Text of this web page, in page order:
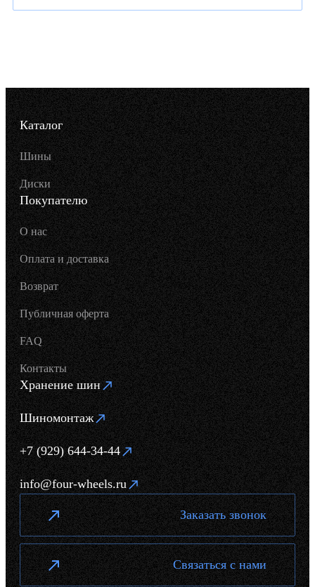
Каталог
Шины
Диски
Покупателю
О нас
Оплата и доставка
Возврат
Публичная оферта
FAQ
Контакты
Хранение шин
Шиномонтаж
+7 (929) 644-34-44
info@four-wheels.ru
Заказать звонок
Связаться с нами